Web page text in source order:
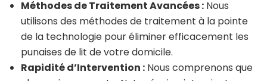
Méthodes de Traitement Avancées : Nous
utilisons des méthodes de traitement à la pointe
de la technologie pour éliminer efficacement les
punaises de lit de votre domicile.
Rapidité d’Intervention : Nous comprenons que